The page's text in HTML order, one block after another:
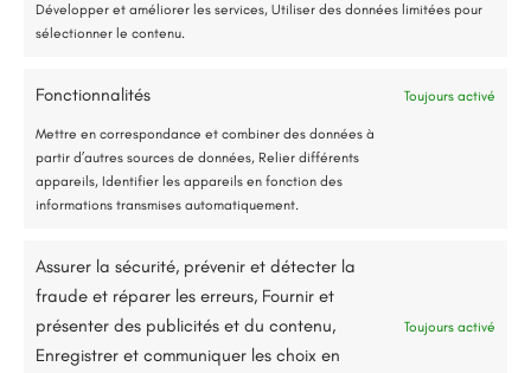
Développer et améliorer les services, Utiliser des données limitées pour
sélectionner le contenu.
Fonctionnalités Toujours activé
Mettre en correspondance et combiner des données à
partir d’autres sources de données, Relier différents
appareils, Identifier les appareils en fonction des
informations transmises automatiquement.
Assurer la sécurité, prévenir et détecter la
fraude et réparer les erreurs, Fournir et
présenter des publicités et du contenu,
Enregistrer et communiquer les choix en
Toujours activé
renorev.environnement@hotmail.com
02 52 35 26 70
Jusqu’à 80% de prise en charge*